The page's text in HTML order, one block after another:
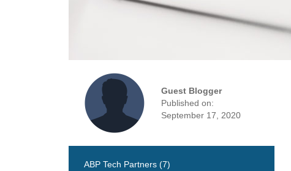
Guest Blogger
Published on:
September 17, 2020
ABP Tech Partners (7)